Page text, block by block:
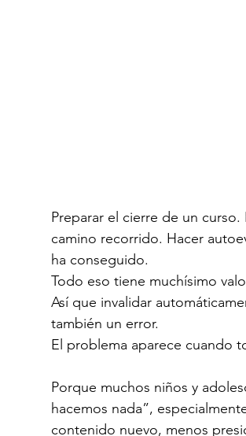
Preparar el cierre de un
camino recorrido. Hacer
ha conseguido.
Todo eso tiene muchísimo
Así que invalidar
también un error.
El problema aparece cuando
Porque muchos niños y
hacemos nada”,
contenido nuevo, menos